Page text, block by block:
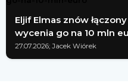
Eljif Elmas znów
wycenia go na 10 mln
27.07.2026; Jacek Wiórek